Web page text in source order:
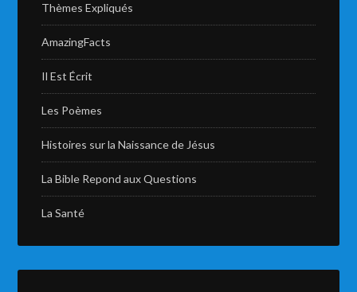
Thèmes Expliqués
AmazingFacts
Il Est Écrit
Les Poèmes
Histoires sur la Naissance de Jésus
La Bible Repond aux Questions
La Santé